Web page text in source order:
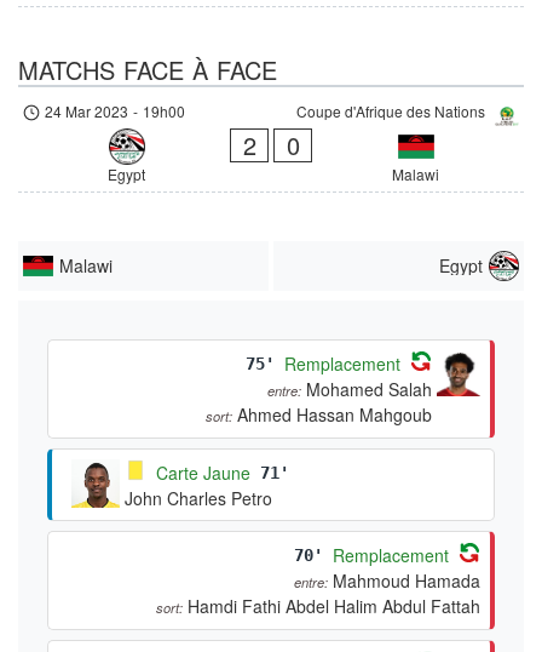
MATCHS FACE À FACE
Coupe d'Afrique des Nations
24 Mar 2023 - 19h00
Egypt
2 0
Malawi
Malawi Egypt
75' Remplacement
entre: Mohamed Salah
sort: Ahmed Hassan Mahgoub
Carte Jaune 71'
John Charles Petro
70' Remplacement
entre: Mahmoud Hamada
sort: Hamdi Fathi Abdel Halim Abdul Fattah